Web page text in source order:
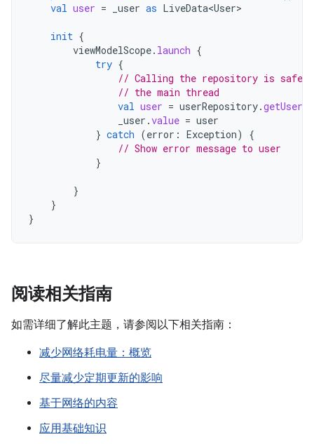
val user = _user as LiveData<User>
init {
viewModelScope. launch {
try {
// Calling the repository is safe
// the main thread
val user = userRepository.
_user .value = user
} catch (error : Exception)
{
// Show error message to user
}
}
}
}
阅读相关指南
如需详细了解此主题，请参阅以下相关指南：
减少网络耗电量：概览
尽量减少定期更新的影响
基于网络的内容
应用基础知识